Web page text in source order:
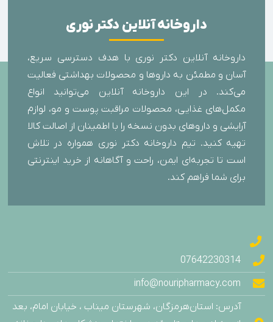
داروخانه آنلاین دکتر نوری
داروخانه آنلاین دکتر نوری با هدف دسترسی سریع،
آسان و مطمئن به داروها و محصولات بهداشتی فعالیت
می‌کند. در این داروخانه آنلاین می‌توانید انواع
مکمل‌های غذایی، محصولات مراقبت پوست و مو، لوازم
آرایشی و داروهای بدون نسخه را با اطمینان از اصالت کالا
تهیه کنید. تیم داروخانه دکتر نوری همواره در تلاش
است تا تجربه‌ای ایمن، راحت و آگاهانه از خرید اینترنتی
برای شما فراهم کند.
07642230314
info@nouripharmacy.com
آدرس: استان‌هرمزگان، شهرستان میناب ، خیابان امام، بعد